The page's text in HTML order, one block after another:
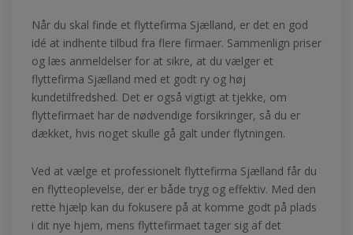
Når du skal finde et flyttefirma Sjælland, er det en god
idé at indhente tilbud fra flere firmaer. Sammenlign priser
og læs anmeldelser for at sikre, at du vælger et
flyttefirma Sjælland med et godt ry og høj
kundetilfredshed. Det er også vigtigt at tjekke, om
flyttefirmaet har de nødvendige forsikringer, så du er
dækket, hvis noget skulle gå galt under flytningen.
Ved at vælge et professionelt flyttefirma Sjælland får du
en flytteoplevelse, der er både tryg og effektiv. Med den
rette hjælp kan du fokusere på at komme godt på plads
i dit nye hjem, mens flyttefirmaet tager sig af det